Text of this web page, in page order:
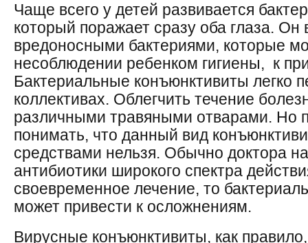
Чаще всего у детей развивается
который поражает сразу оба глаза.
вредоносными бактериями, которые
несоблюдении ребенком гигиены, к
Бактериальные конъюнктивиты легко
коллективах. Облегчить течение
различными травяными отварами. Но
понимать, что данный вид
средствами нельзя. Обычно доктора
антибиотики широкого спектра
своевременное лечение, то
может привести к осложнениям.
Вирусные конъюнктивиты, как